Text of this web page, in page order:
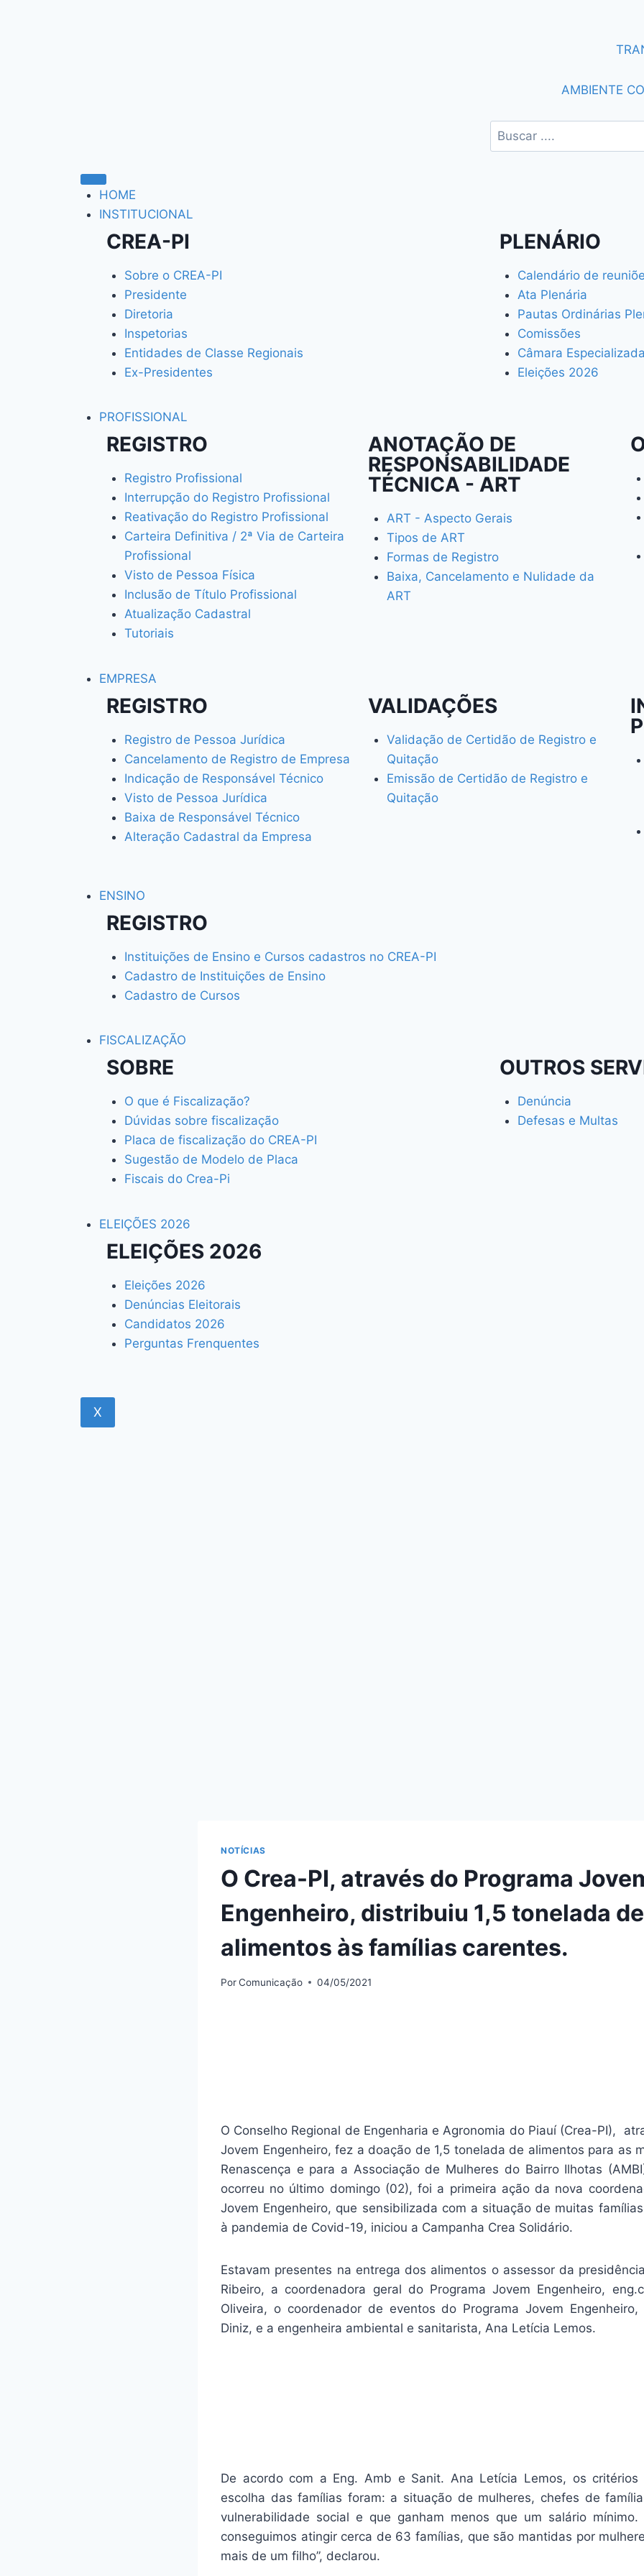
AMBIENTE
HOME
INSTITUCIONAL
CREA-PI
Sobre o CREA-PI
Presidente
Diretoria
Inspetorias
Entidades de Classe Regionais
Ex-Presidentes
PLENÁRIO
Calendário de
Ata Plenária
Pautas Ordinárias
Comissões
Câmara
Eleições 2026
PROFISSIONAL
REGISTRO
Registro Profissional
Interrupção do Registro Profissional
Reativação do Registro Profissional
Carteira Definitiva / 2ª Via de Carteira
Profissional
Visto de Pessoa Física
Inclusão de Título Profissional
Atualização Cadastral
Tutoriais
ANOTAÇÃO DE
RESPONSABILIDADE
TÉCNICA - ART
ART - Aspecto Gerais
Tipos de ART
Formas de Registro
Baixa, Cancelamento e Nulidade da
ART
EMPRESA
REGISTRO
Registro de Pessoa Jurídica
Cancelamento de Registro de Empresa
Indicação de Responsável Técnico
Visto de Pessoa Jurídica
Baixa de Responsável Técnico
Alteração Cadastral da Empresa
VALIDAÇÕES
Validação de Certidão de Registro e
Quitação
Emissão de Certidão de Registro e
Quitação
ENSINO
REGISTRO
Instituições de Ensino e Cursos cadastros no CREA-PI
Cadastro de Instituições de Ensino
Cadastro de Cursos
FISCALIZAÇÃO
SOBRE
O que é Fiscalização?
Dúvidas sobre fiscalização
Placa de fiscalização do CREA-PI
Sugestão de Modelo de Placa
Fiscais do Crea-Pi
OUTROS
Denúncia
Defesas e Multas
ELEIÇÕES 2026
ELEIÇÕES 2026
Eleições 2026
Denúncias Eleitorais
Candidatos 2026
Perguntas Frenquentes
X
NOTÍCIAS
O Crea-PI, através do Programa
Engenheiro, distribuiu 1,5 tonelada de
alimentos às famílias carentes.
PorComunicação 04/05/2021
O Conselho Regional de Engenharia e Agronomia do Piauí (Crea-PI),
Jovem Engenheiro, fez a doação de 1,5 tonelada de alimentos para as
Renascença e para a Associação de Mulheres do Bairro Ilhotas
ocorreu no último domingo (02), foi a primeira ação da nova
Jovem Engenheiro, que sensibilizada com a situação de muitas
à pandemia de Covid-19, iniciou a Campanha Crea Solidário.
Estavam presentes na entrega dos alimentos o assessor da
Ribeiro, a coordenadora geral do Programa Jovem Engenheiro,
Oliveira, o coordenador de eventos do Programa Jovem Engenheiro,
Diniz, e a engenheira ambiental e sanitarista, Ana Letícia Lemos.
De acordo com a Eng. Amb e Sanit. Ana Letícia Lemos, os
escolha das famílias foram: a situação de mulheres, chefes de
vulnerabilidade social e que ganham menos que um salário mínimo.
conseguimos atingir cerca de 63 famílias, que são mantidas por
mais de um filho”, declarou.